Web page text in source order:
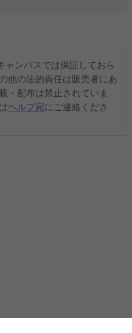
ャンパスでは保証しておら
他の法的責任は販売者にあ
・配布は禁止されていま
ヘルプ宛にご連絡くださ